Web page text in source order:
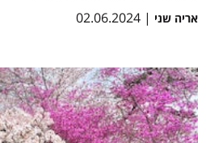
אריה שני | 02.06.2024